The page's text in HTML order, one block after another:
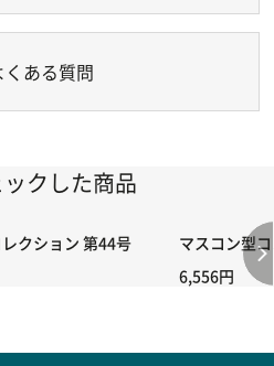
くある質問
クした商品
切り替えスイッチRC-02/C002 /
クション 第44号
マスコン型
6,556円